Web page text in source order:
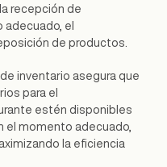
recepción de
el
de productos.
inventario asegura que
para el
estén disponibles
el momento adecuado,
la eficiencia